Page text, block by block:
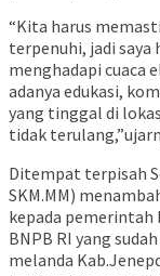
“Kita harus
terpenuhi, jadi saya
menghadapi cuaca
adanya edukasi,
yang tinggal di
tidak
Ditempat terpisah
SKM.MM)
kepada pemerintah
BNPB RI yang
melanda